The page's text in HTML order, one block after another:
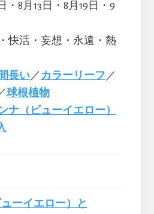
・8月13日・8月19日・9
快活・妄想・永遠・熱
長い／ カラーリーフ ／
球根植物
ナ（ビューイエロー）
ーイエロー）と